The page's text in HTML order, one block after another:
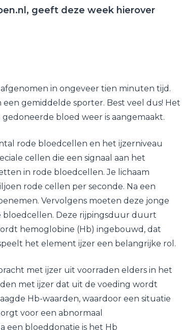
geeft deze week hierover
in ongeveer tien minuten tijd.
gemiddelde sporter. Best veel dus! Het
bloed weer is aangemaakt.
rode bloedcellen en het ijzerniveau
cellen die een signaal aan het
in rode bloedcellen. Je lichaam
rode cellen per seconde. Na een
Vervolgens moeten deze jonge
bloedcellen. Deze rijpingsduur duurt
hemoglobine (Hb) ingebouwd, dat
het element ijzer een belangrijke rol.
met ijzer uit voorraden elders in het
met ijzer dat uit de voeding wordt
Hb-waarden, waardoor een situatie
voor een abnormaal
een bloeddonatie is het Hb